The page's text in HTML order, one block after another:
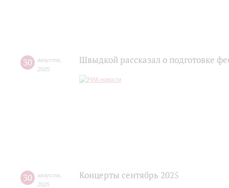
30 августа
2025
Швыдкой рассказал о подготовке
30 августа
2025
Концерты сентябрь 2025